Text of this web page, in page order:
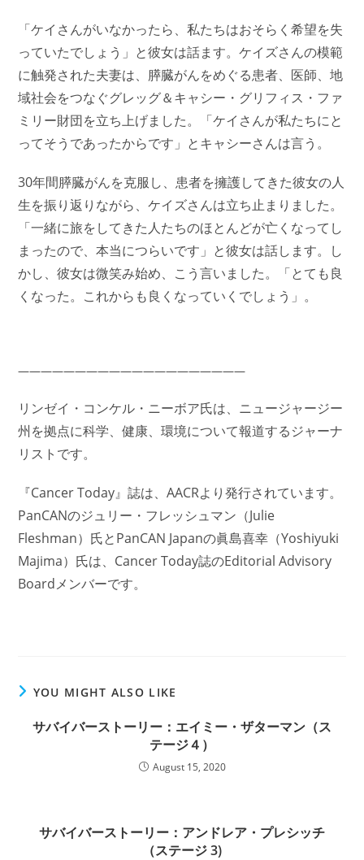
「ケイさんがいなかったら、私たちはおそらく希望を失
っていたでしょう」と彼女は話ます。ケイズさんの模範
に触発された夫妻は、膵臓がんをめぐる患者、医師、地
域社会をつなぐグレッグ＆キャシー・グリフィス・ファ
ミリー財団を立ち上げました。「ケイさんが私たちにと
ってそうであったからです」とキャシーさんは言う。
30年間膵臓がんを克服し、患者を擁護してきた彼女の人
生を振り返りながら、ケイズさんは立ち止まりました。
「一緒に旅をしてきた人たちのほとんどが亡くなってし
まったので、本当につらいです」と彼女は話します。し
かし、彼女は微笑み始め、こう言いました。「とても良
くなった。これからも良くなっていくでしょう」。
――――――――――――――――――――
リンゼイ・コンケル・ニーボア氏は、ニュージャージー
州を拠点に科学、健康、環境について報道するジャーナ
リストです。
『Cancer Today』誌は、AACRより発行されています。
PanCANのジュリー・フレッシュマン （Julie
Fleshman）氏とPanCAN Japanの眞島喜幸（Yoshiyuki
Majima）氏は、Cancer Today誌のEditorial Advisory
Boardメンバーです。
YOU MIGHT ALSO LIKE
サバイバーストーリー：エイミー・ザターマン（ス
テージ４）
August 15, 2020
サバイバーストーリー：アンドレア・プレシッチ
（ステージ 3)